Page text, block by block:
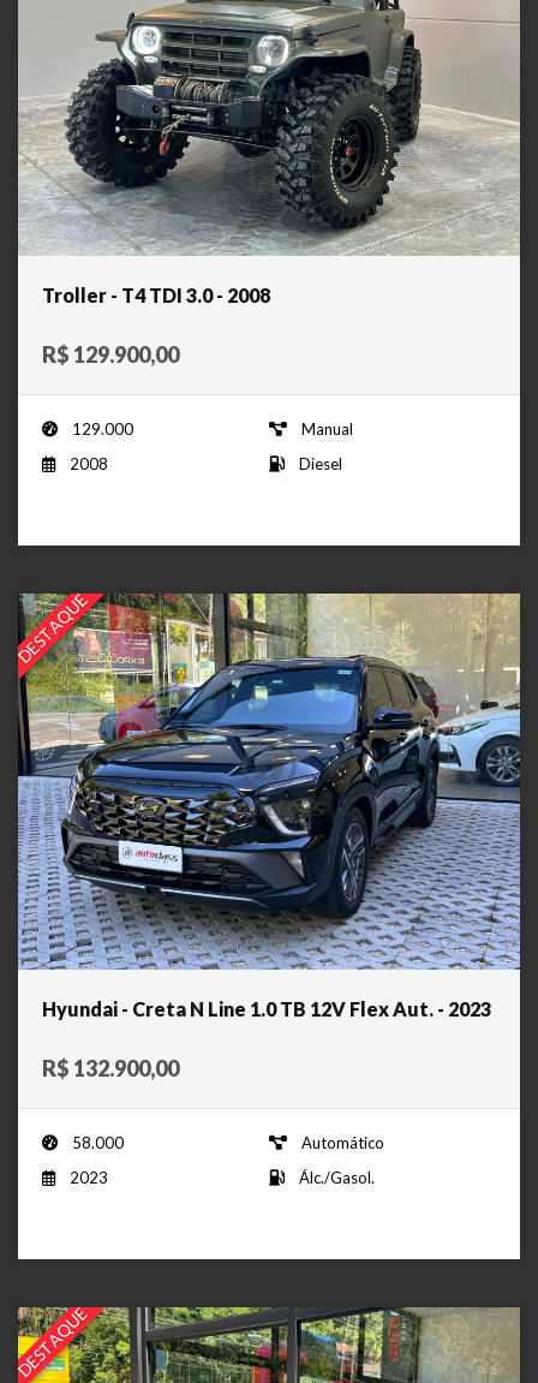
Troller - T4 TDI 3.0 - 2008
R$ 129.900,00
129.000
Manual
2008
Diesel
DESTAQUE
Hyundai - Creta N Line 1.0 TB 12V Flex Aut. - 2023
R$ 132.900,00
58.000
Automático
2023
Álc./Gasol.
DESTAQUE